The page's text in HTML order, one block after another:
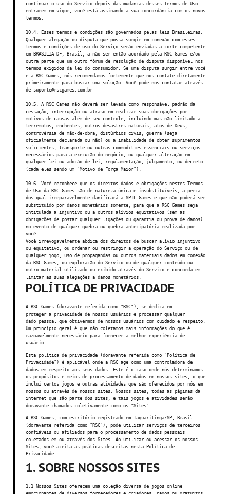
continuar o uso do Serviço depois das mudanças desses Termos de Uso
entrarem em vigor, você está assinando a sua concordância com os novos
termos.
10.4. Esses termos e condições são governados pelas leis Brasileiras.
Qualquer alegação ou disputa que possa surgir em conexão com esses
termos e condições de uso do Serviço serão enviadas a corte competente
em BRASÍLIA-DF, Brasil, a não ser então acordado pela RSC Games e/ou
outra parte que um outro fórum de resolução de disputa disponível nos
termos exigidos da lei do consumidor. Se uma disputa surgir entre você
e a RSC Games, nós recomendamos fortemente que nos contate diretamente
primeiramente para buscar uma solução. Você pode nos contatar através
de suporte@rscgames.com.br
10.5. A RSC Games não deverá ser levada como responsável padrão da
cessação, interrupção ou atraso em realizar suas obrigações por
motivos de causas além de seu controle, incluindo mas não limitado a:
terremotos, enchentes, outros desastres naturais, atos de Deus,
controvérsia de mão-de-obra, distúrbios civis, guerra (seja
oficialmente declarada ou não) ou a inabilidade de obter suprimentos
suficientes, transporte ou outras commodities essenciais ou serviços
necessários para a execução do negócio, ou qualquer alteração em
qualquer lei ou adoção de lei, regulamentação, julgamento, ou decreto
(cada eles sendo um "Motivo de Força Maior").
10.6. Você reconhece que os direitos dados e obrigações nestes Termos
de Uso da RSC Games são de natureza única e insubstituíveis, a perca
dos qual irreparavelmente danificará a SPIL Games e que não poderá ser
substituído por danos monetários somente, para que a RSC Games seja
intitulada a injuntivo ou a outros alívios equitativos (sem as
obrigações de postar qualquer ligações ou garantia ou prova de danos)
no evento de qualquer quebra ou quebra antecipatória realizada por
você.
Você irrevogavelmente abdica dos direitos de buscar alívio injuntivo
ou equitativo, ou ordenar ou restringir a operação do Serviço ou de
qualquer jogo, uso de propagandas ou outros materiais dados em conexão
da RSC Games, ou exploração do Serviço ou de qualquer conteúdo ou
outro material utilizado ou exibido através do Serviço e concorda em
limitar as suas alegações a danos monetários.
POLÍTICA DE PRIVACIDADE
A RSC Games (doravante referida como "RSC"), se dedica em
proteger a privacidade de nossos usuários e processar qualquer
dado pessoal que obtivermos de nossos usuários com cuidado e respeito.
Um princípio geral é que não coletamos mais informações do que é
razoavelmente necessário para fornecer a melhor experiência de
usuário.
Esta política de privacidade (doravante referida como "Política de
Privacidade") é aplicável onde a RSC age como uma controladora de
dados em respeito aos seus dados. Este é o caso onde nós determinamos
os propósitos e meios de processamento de dados em nossos sites, o que
inclui certos jogos e outras atividades que são oferecidos por nós em
nossos ou através de nossos sites. Nossos sites, todas as páginas da
internet que são parte dos sites, e tais jogos e atividades serão
doravante chamados coletivamente como os "Sites".
A RSC Games, com escritório registrado em Taquaritinga/SP, Brasil
(doravante referida como "RSC"), pode utilizar serviços de terceiros
confiáveis ou afiliados para o processamento de dados pessoais
coletados em ou através dos Sites. Ao utilizar ou acessar os nossos
Sites, você aceita as práticas descritas nesta Política de
Privacidade.
1. SOBRE NOSSOS SITES
1.1 Nossos Sites oferecem uma coleção diversa de jogos online